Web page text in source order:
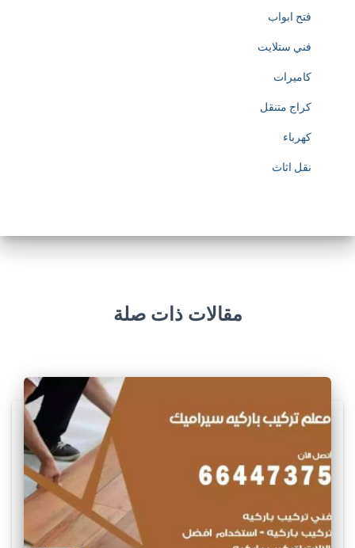
فتح ابواب
فني ستلايت
كاميرات
كراج متنقل
كهرباء
نقل اثاث
مقالات ذات صلة